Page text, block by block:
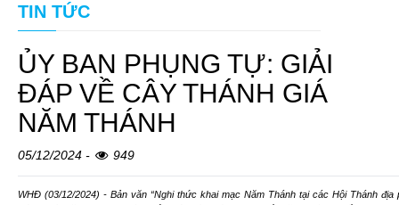
TIN TỨC
ỦY BAN PHỤNG TỰ: GIẢI
ĐÁP VỀ CÂY THÁNH GIÁ
NĂM THÁNH
05/12/2024 - 949
WHĐ (03/12/2024) - Bản văn “Nghi thức khai mạc Năm Thánh tại các Hội Thánh